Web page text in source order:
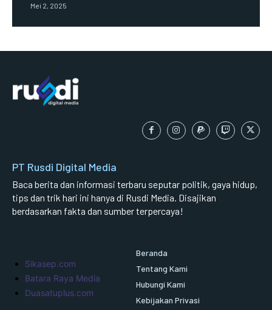
Mei 2, 2025
PT Rusdi Digital Media
Baca berita dan informasi terbaru seputar politik, gaya hidup,
tips dan trik hari ini hanya di Rusdi Media. Disajikan
berdasarkan fakta dan sumber terpercaya!
Sikasep.com
Batara Raya Media
Duasatuplus.com
Beranda
Tentang Kami
Hubungi Kami
Kebijakan Privasi